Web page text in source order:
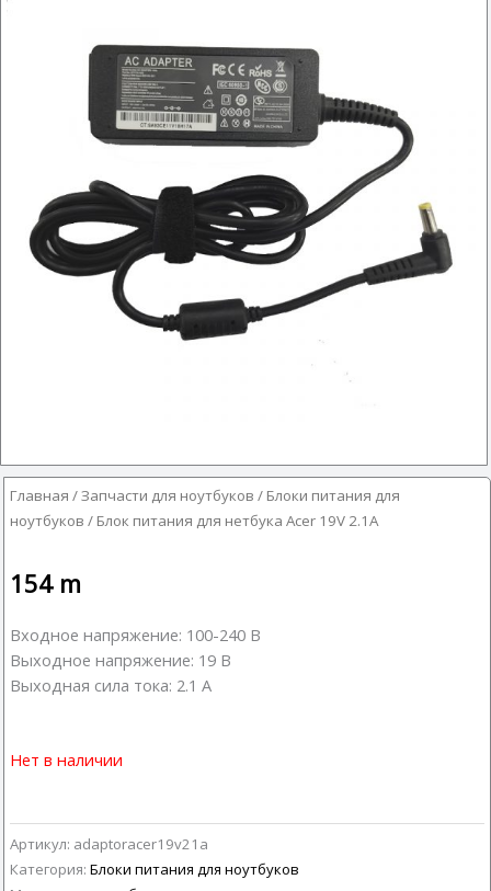
Главная /Запчасти для ноутбуков / Блоки питания для
ноутбуков / Блок питания для нетбука Acer 19V 2.1A
154 m
Входное напряжение: 100-240 В
Выходное напряжение: 19 В
Выходная сила тока: 2.1 А
Нет в наличии
Артикул: adaptoracer19v21a
Категория: Блоки питания для ноутбуков